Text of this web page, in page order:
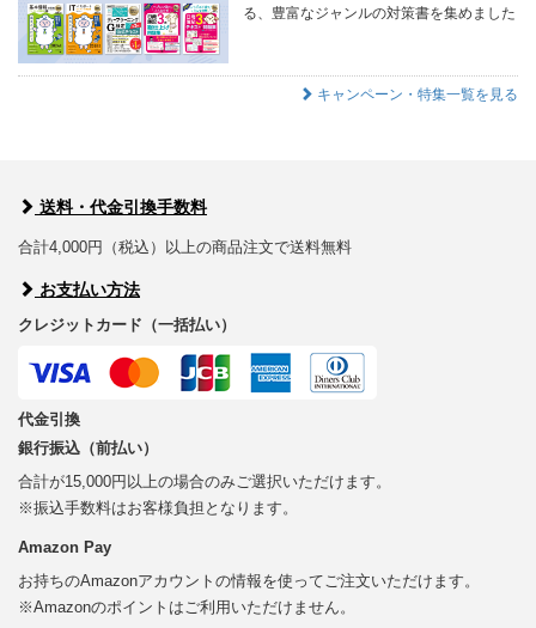
る、豊富なジャンルの対策書を集めました
キャンペーン・特集一覧を見る
送料・代金引換手数料
合計4,000円（税込）以上の商品注文で送料無料
お支払い方法
クレジットカード（一括払い）
代金引換
銀行振込（前払い）
合計が15,000円以上の場合のみご選択いただけます。
※振込手数料はお客様負担となります。
Amazon Pay
お持ちのAmazonアカウントの情報を使ってご注文いただけます。
※Amazonのポイントはご利用いただけません。